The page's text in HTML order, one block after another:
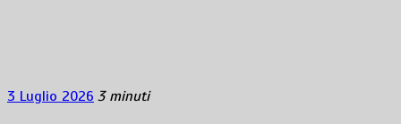
3 Luglio 2026 3 minuti